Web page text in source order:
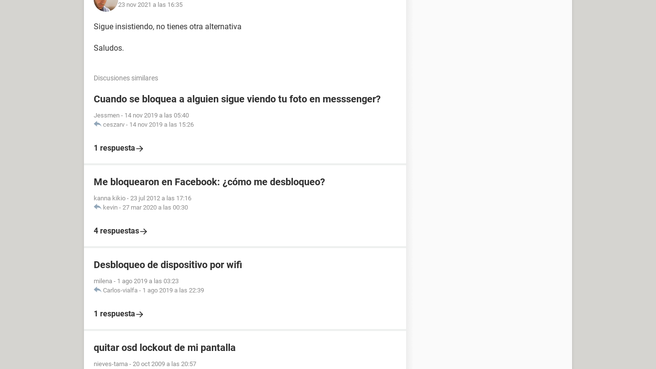
23 nov 2021 a las 16:35
Sigue insistiendo, no tienes otra alternativa
Saludos.
Discusiones similares
Cuando se bloquea a alguien sigue viendo tu foto en messsenger?
Jessmen - 14 nov 2019 a las 05:40
ceszarv - 14 nov 2019 a las 15:26
1 respuesta
Me bloquearon en Facebook: ¿cómo me desbloqueo?
kanna kikio - 23 jul 2012 a las 17:16
kevin - 27 mar 2020 a las 00:30
4 respuestas
Desbloqueo de dispositivo por wifi
milena - 1 ago 2019 a las 03:23
Carlos-vialfa - 1 ago 2019 a las 22:39
1 respuesta
quitar osd lockout de mi pantalla
nieves-tarna - 20 oct 2009 a las 20:57